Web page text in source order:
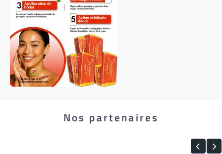
Nos partenaires